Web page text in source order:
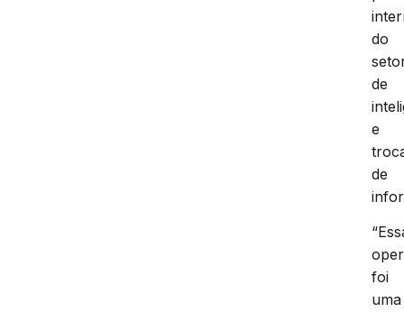
do
de
e
de
foi
uma